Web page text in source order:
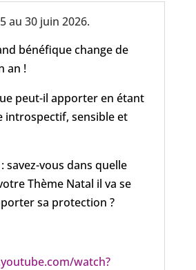
au 30 juin 2026.
bénéfique change de
an !
peut-il apporter en étant
introspectif, sensible et
savez-vous dans quelle
Thème Natal il va se
sa protection ?
watch?